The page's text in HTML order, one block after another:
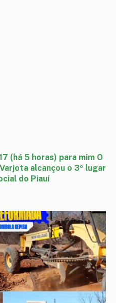
(há 5 horas) para mim O
alcançou o 3º lugar
do Piauí